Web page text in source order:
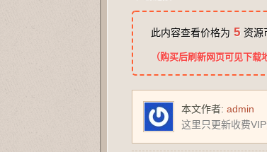
此内容查看价格为 5 资源
（购买后刷新网页可见下
本文作者: admin
这里只更新收费